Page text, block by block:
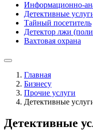
Информационно-
Детективные
Тайный посетитель
Детектор лжи
Вахтовая охрана
Главная
Бизнесу
Прочие услуги
Детективные
Детективные